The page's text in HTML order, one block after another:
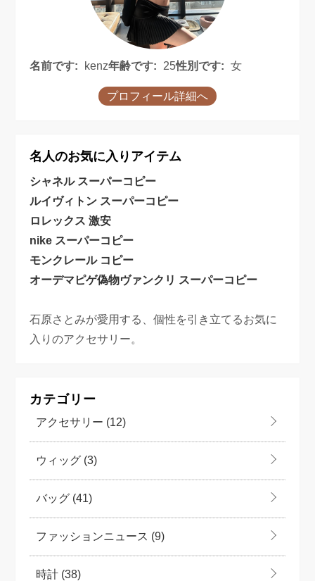
名前です: kenz年齢です: 25性別です: 女
プロフィール詳細へ
名人のお気に入りアイテム
シャネル スーパーコピー
ルイヴィトン スーパーコピー
ロレックス 激安
nike スーパーコピー
モンクレール コピー
オーデマピゲ偽物ヴァンクリ スーパーコピー
石原さとみが愛用する、個性を引き立てるお気に
入りのアクセサリー。
カテゴリー
アクセサリー (12)
ウィッグ (3)
バッグ (41)
ファッションニュース (9)
時計 (38)